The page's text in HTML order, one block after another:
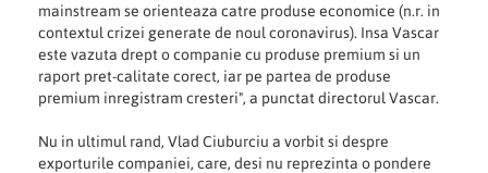
mainstream se orienteaza catre produse economice (n.r. in
contextul crizei generate de noul coronavirus). Insa Vascar
este vazuta drept o companie cu produse premium si un
raport pret-calitate corect, iar pe partea de produse
premium inregistram cresteri", a punctat directorul Vascar.
Nu in ultimul rand, Vlad Ciuburciu a vorbit si despre
exporturile companiei, care, desi nu reprezinta o pondere